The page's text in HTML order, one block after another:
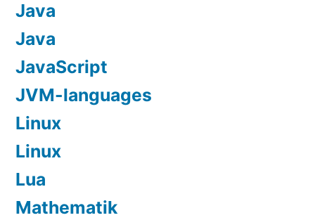
Java
Java
JavaScript
JVM-languages
Linux
Linux
Lua
Mathematik